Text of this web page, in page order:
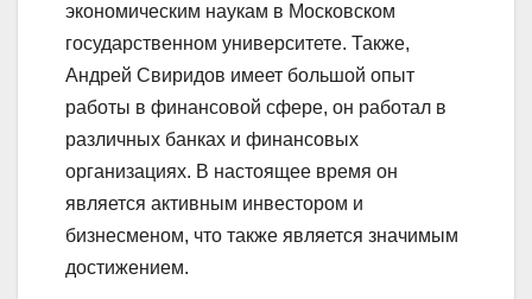
экономическим наукам в Московском
государственном университете. Также,
Андрей Свиридов имеет большой опыт
работы в финансовой сфере, он работал в
различных банках и финансовых
организациях. В настоящее время он
является активным инвестором и
бизнесменом, что также является значимым
достижением.